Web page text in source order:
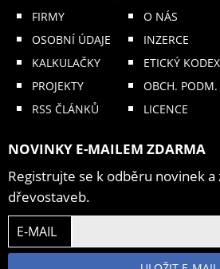
FIRMY
OSOBNÍ ÚDAJE
KALKULAČKY
PROJEKTY
RSS ČLÁNKŮ
O NÁS
INZERCE
ETICKÝ KODEX
OBCH. PODM.
LICENCE
NOVINKY E-MAILEM ZDARMA
Registrujte se k odběru novinek a
dřevostaveb.
E-MAIL